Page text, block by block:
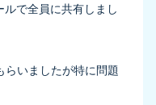
ルで全員に共有しまし
らいましたが特に問題